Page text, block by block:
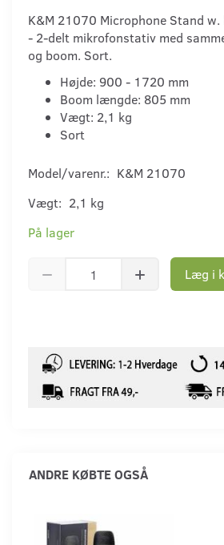
K&M 21070 Microphone Stand
- 2-delt mikrofonstativ med
og boom. Sort.
Højde: 900 - 1720 mm
Boom længde: 805 mm
Vægt: 2,1 kg
Sort
Model/varenr.: K&M 21070
Vægt: 2,1 kg
På lager
Læg i
ANDRE KØBTE OGSÅ